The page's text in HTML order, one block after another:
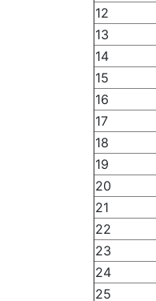
12
13
14
15
16
17
18
19
20
21
22
23
24
25